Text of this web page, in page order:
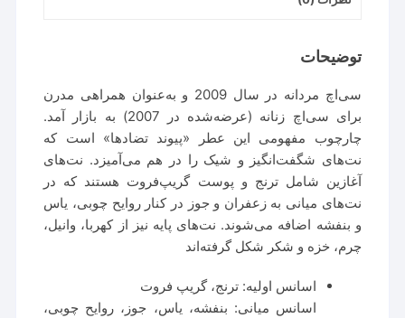
توضیحات
سی‌اچ مردانه در سال 2009 و به‌عنوان همراهی مدرن
برای سی‌اچ زنانه (عرضه‌شده در 2007) به بازار آمد.
چارچوب مفهومی این عطر «پیوند تضادها» است که
نت‌های شگفت‌انگیز و شیک را در هم می‌آمیزد. نت‌های
آغازین شامل ترنج و پوست گریپ‌فروت هستند که در
نت‌های میانی به زعفران و جوز در کنار روایح چوبی، یاس
و بنفشه اضافه می‌شوند. نت‌های پایه نیز از کهربا، وانیل،
چرم، خزه و شکر شکل گرفته‌اند
اسانس اولیه: ترنج، گریپ فروت
اسانس میانی: بنفشه، یاس، جوز، روایح چوبی،